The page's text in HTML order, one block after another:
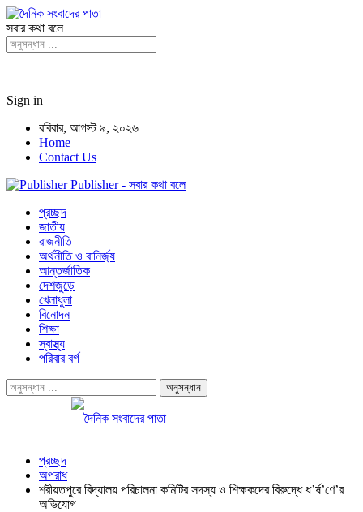
সবার কথা বলে
Sign in
রবিবার, আগস্ট ৯, ২০২৬
Home
Contact Us
Publisher - সবার কথা বলে
প্রচ্ছদ
জাতীয়
রাজনীতি
অর্থনীতি ও বানির্জ্য
আন্তর্জাতিক
দেশজুড়ে
খেলাধুলা
বিনোদন
শিক্ষা
স্বাস্থ্য
পরিবার বর্গ
প্রচ্ছদ
অপরাধ
শরীয়তপুরে বিদ্যালয় পরিচালনা কমিটির সদস্য ও শিক্ষকদের বিরুদ্ধে ধ’র্ষ’ণে’র
অভিযোগ